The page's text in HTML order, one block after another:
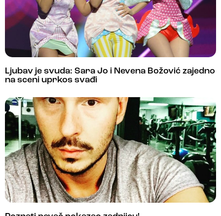
Ljubav je svuda: Sara Jo i Nevena Božović zajedno
na sceni uprkos svađi